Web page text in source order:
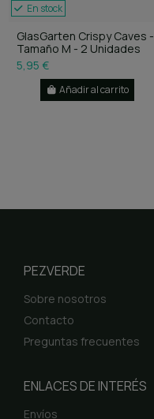
En stock
GlasGarten Crispy Caves -
Tamaño M - 2 Unidades
5,95 €
Añadir al carrito
PEZVERDE
Sobre nosotros
Contacto
Preguntas frecuentes
ENLACES DE INTERÉS
Envíos